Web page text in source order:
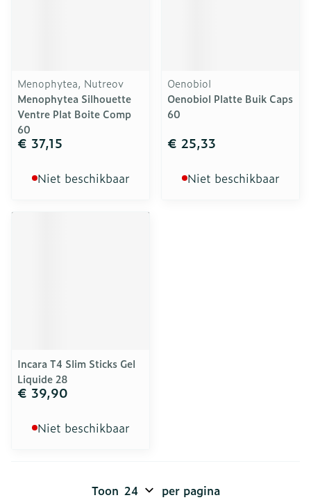
Menophytea, Nutreov
Menophytea Silhouette
Ventre Plat Boite Comp
60
€ 37,15
Niet beschikbaar
Oenobiol
Oenobiol Platte Buik Caps
60
€ 25,33
Niet beschikbaar
Incara T4 Slim Sticks Gel
Liquide 28
€ 39,90
Niet beschikbaar
Toon per pagina